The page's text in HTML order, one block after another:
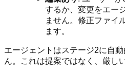
するか、変更をエー
ません。修正ファイ
ます。
エージェントはステージ2に自
ん。これは提案ではなく、厳し